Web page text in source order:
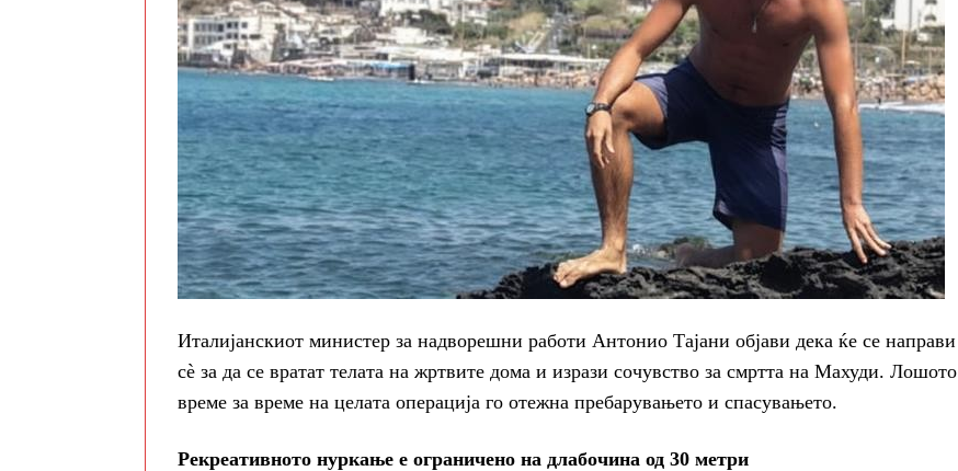
Италијанскиот министер за надворешни работи Антонио Тајани објави дека ќе се направи
сè за да се вратат телата на жртвите дома и изрази сочувство за смртта на Махуди. Лошото
време за време на целата операција го отежна пребарувањето и спасувањето.
Рекреативното нуркање е ограничено на длабочина од 30 метри